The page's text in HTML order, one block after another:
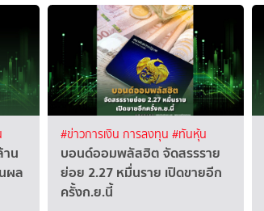
าน
ผล
#ข่าวการเงิน การลงทุน #ทันหุ้น
บอนด์ออมพลัสฮิต จัดสรรราย
ย่อย 2.27 หมื่นราย เปิดขายอีก
ครั้งก.ย.นี้